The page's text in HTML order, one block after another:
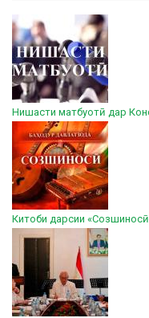
Нишасти матбуотӣ дар
Китоби дарсии